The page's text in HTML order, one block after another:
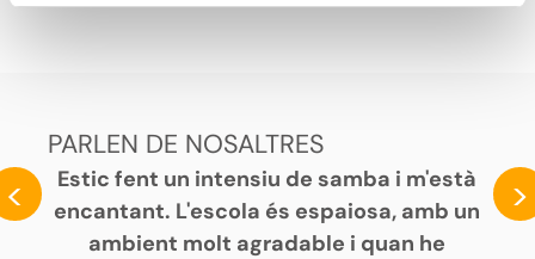
PARLEN DE NOSALTRES
<
Estic fent un intensiu de samba i m'està
encantant. L'escola és espaiosa, amb un
ambient molt agradable i quan he
>